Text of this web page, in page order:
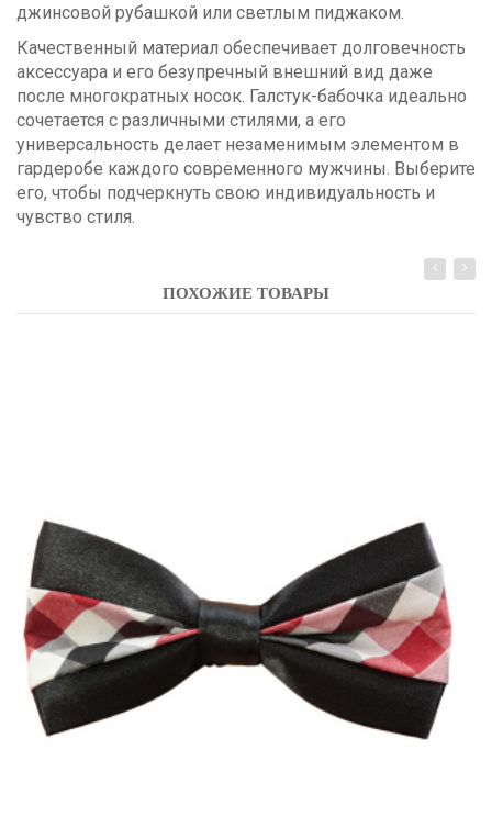
джинсовой рубашкой или светлым пиджаком.
Качественный материал обеспечивает долговечность
аксессуара и его безупречный внешний вид даже
после многократных носок. Галстук-бабочка идеально
сочетается с различными стилями, а его
универсальность делает незаменимым элементом в
гардеробе каждого современного мужчины. Выберите
его, чтобы подчеркнуть свою индивидуальность и
чувство стиля.
ПОХОЖИЕ ТОВАРЫ